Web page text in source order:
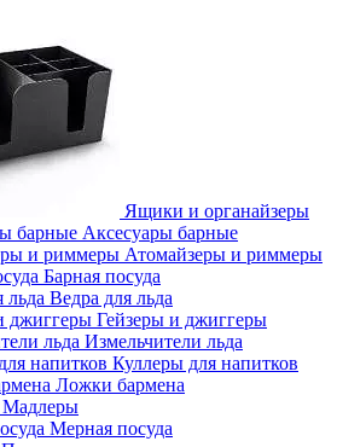
Ящики и органайзеры
Аксесуары барные
Атомайзеры и риммеры
Барная посуда
Ведра для льда
Гейзеры и джиггеры
Измельчители льда
Куллеры для напитков
Ложки бармена
Мадлеры
Мерная посуда